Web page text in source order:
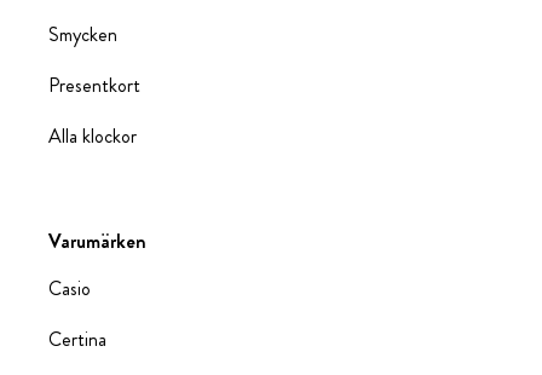
Smycken
Presentkort
Alla klockor
Varumärken
Casio
Certina